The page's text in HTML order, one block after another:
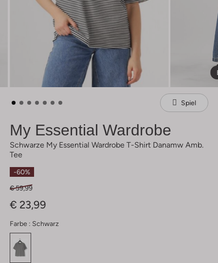
Spiel
My Essential Wardrobe
Schwarze My Essential Wardrobe T-Shirt Danamw Amb.
Tee
-60%
€ 59,99
€ 23,99
Farbe : Schwarz